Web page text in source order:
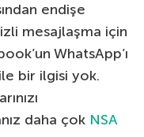
endişe
mesajlaşma için
WhatsApp’ı
bir ilgisi yok.
daha çok NSA